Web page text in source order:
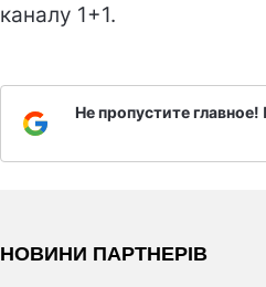
каналу 1+1.
Не пропустите